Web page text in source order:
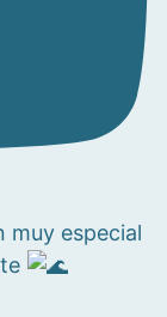
muy especial